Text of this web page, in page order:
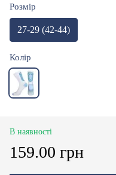
Розмір
27-29 (42-44)
Колір
В наявності
159.00 грн